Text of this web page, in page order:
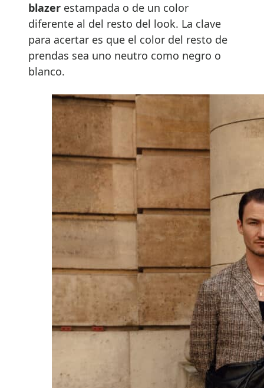
blazer estampada o de un color
diferente al del resto del look. La clave
para acertar es que el color del resto de
prendas sea uno neutro como negro o
blanco.